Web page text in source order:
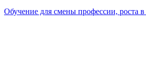
Обучение для смены профессии, роста в